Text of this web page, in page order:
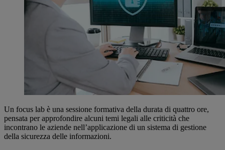
Un focus lab è una sessione formativa della durata di quattro ore,
pensata per approfondire alcuni temi legali alle criticità che
incontrano le aziende nell’applicazione di un sistema di gestione
della sicurezza delle informazioni.